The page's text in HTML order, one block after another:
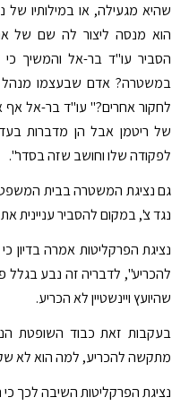
שהיא מגעילה, או במילותיו של
הוא מנסה ליצור לה שם של
הסביר עו"ד בר-אל והמשיך
במשטרה? אדם שבעצמו מנהל
לחקור אחרים?" עו"ד בר-אל אף
של ריטמן אבל הן מדברות
לפקודה שלו וחושב שזה בסדר".
גם נציגת המשטרה בבית
נגד צ', במקום להסביר עניינית
נציגת הפרקליטות אמרה בדיון
להכריע", לדבריה זה נבע בגלל
שהיועץ ויינשטיין לא הכריע.
בעקבות זאת כבוד השופטת
מתקשה להכריע, למה הוא לא
נציגת הפרקליטות השיבה לכך כי